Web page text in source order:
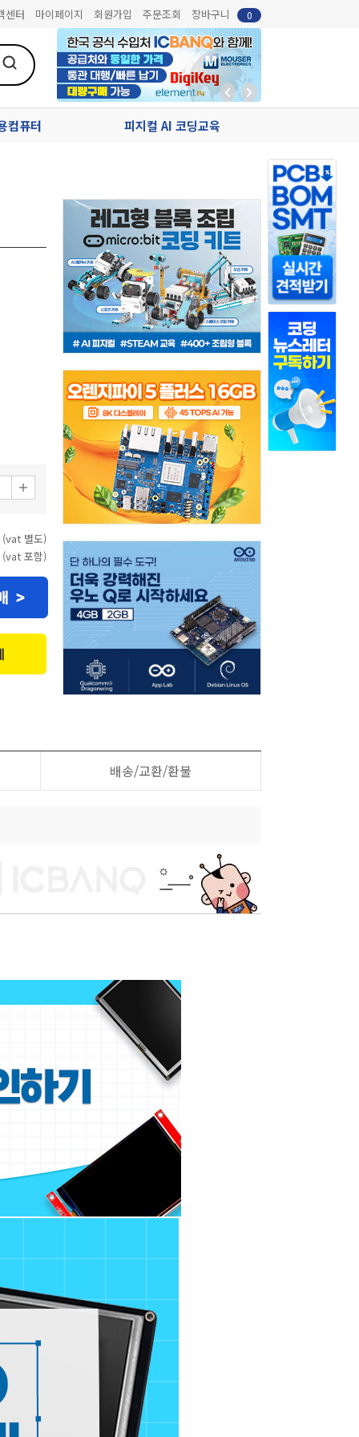
센터 마이페이지 회원가입 주문조회 장바구니 0
컴퓨터 피지컬 AI 코딩교육
(vat 별도)
포함)
배송/교환/환불